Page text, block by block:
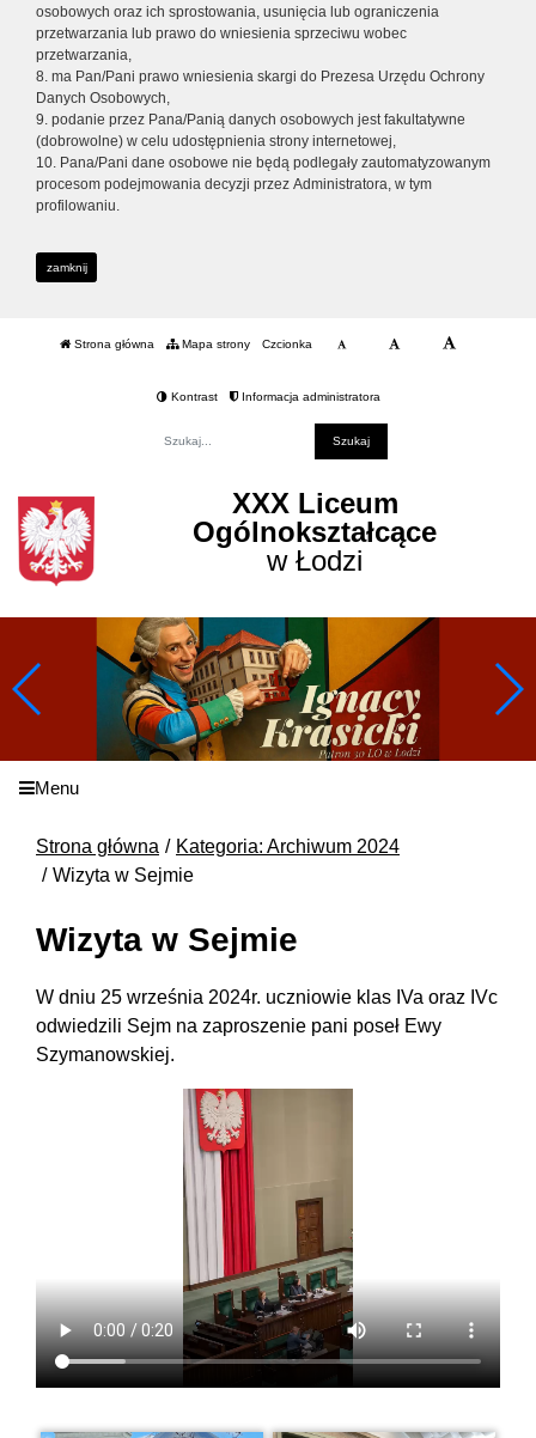
osobowych oraz ich sprostowania, usunięcia lub ograniczenia
przetwarzania lub prawo do wniesienia sprzeciwu wobec
przetwarzania,
8. ma Pan/Pani prawo wniesienia skargi do Prezesa Urzędu Ochrony
Danych Osobowych,
9. podanie przez Pana/Panią danych osobowych jest fakultatywne
(dobrowolne) w celu udostępnienia strony internetowej,
10. Pana/Pani dane osobowe nie będą podlegały zautomatyzowanym
procesom podejmowania decyzji przez Administratora, w tym
profilowaniu.
zamknij
Strona główna Mapa strony Czcionka
Kontrast Informacja administratora
XXX Liceum
Ogólnokształcące
w Łodzi
Menu
Strona główna
Kategoria: Archiwum 2024
Wizyta w Sejmie
Wizyta w Sejmie
W dniu 25 września 2024r. uczniowie klas IVa oraz IVc
odwiedzili Sejm na zaproszenie pani poseł Ewy
Szymanowskiej.